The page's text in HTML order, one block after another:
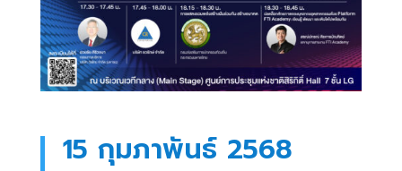
15 กุมภาพันธ์ 2568